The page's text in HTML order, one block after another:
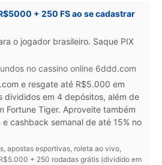
+ 250 FS ao se cadastrar
o jogador brasileiro. Saque PIX
no cassino online 6ddd.com
e resgate até R$5.000 em
divididos em 4 depósitos, além de
Fortune Tiger. Aproveite também
cashback semanal de até 15% no
apostas esportivas, roleta ao vivo,
+ 250 rodadas grátis (dividido em